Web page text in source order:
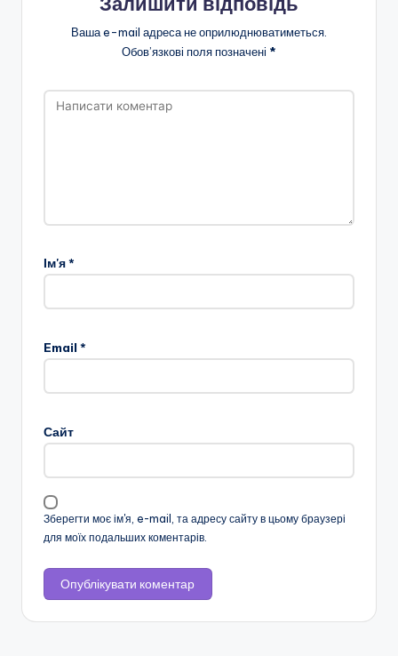
о
о
и
Р
і
в
н
е
н
с
ь
к
о
ї
о
б
Ваша e-mail адреса не оприлюднюватиметься.
Обов’язкові поля позначені *
Ім'я*
Email *
Сайт
Зберегти моє ім'я, e-mail, та адресу сайту в цьому браузері
для моїх подальших коментарів.